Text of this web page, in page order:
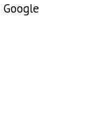
Google